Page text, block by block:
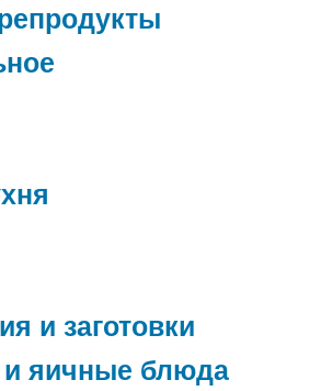
и заготовки
яичные блюда